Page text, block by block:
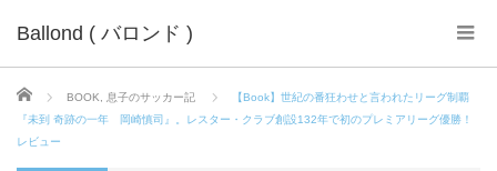
Ballond ( バロンド )
ホーム BOOK 息子のサッカー記
【Book】世紀の番狂わせと言われたリーグ制覇
『未到 奇跡の一年 岡崎慎司』。レスター・クラブ創設132年で初のプレミアリーグ優勝！
レビュー